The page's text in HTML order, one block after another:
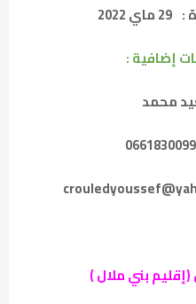
: 29 ماي 2022
إضافية :
محمد
بني ملال )